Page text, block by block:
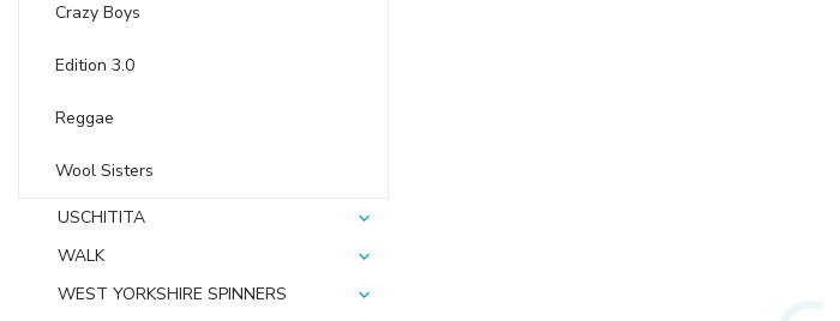
Crazy Boys
Edition 3.0
Reggae
Wool Sisters
USCHITITA
WALK
WEST YORKSHIRE SPINNERS